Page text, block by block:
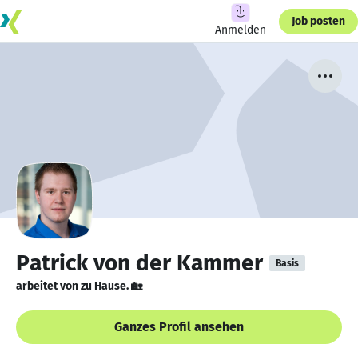
Anmelden
Job posten
Patrick von der Kammer Basis
arbeitet von zu Hause. 🏡
Ganzes Profil ansehen